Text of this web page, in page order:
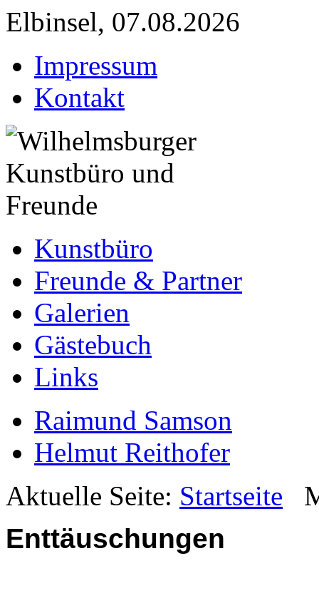
Elbinsel, 07.08.2026
Impressum
Kontakt
Kunstbüro
Freunde & Partner
Galerien
Gästebuch
Links
Raimund Samson
Helmut Reithofer
Aktuelle Seite: Startseite
Enttäuschungen